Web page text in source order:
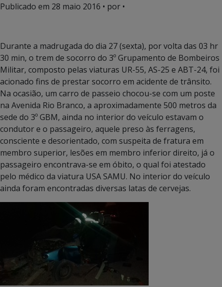
Publicado em 28 maio 2016 • por •
Durante a madrugada do dia 27 (sexta), por volta das 03 hr
30 min, o trem de socorro do 3º Grupamento de Bombeiros
Militar, composto pelas viaturas UR-55, AS-25 e ABT-24, foi
acionado fins de prestar socorro em acidente de trânsito.
Na ocasião, um carro de passeio chocou-se com um poste
na Avenida Rio Branco, a aproximadamente 500 metros da
sede do 3º GBM, ainda no interior do veículo estavam o
condutor e o passageiro, aquele preso às ferragens,
consciente e desorientado, com suspeita de fratura em
membro superior, lesões em membro inferior direito, já o
passageiro encontrava-se em óbito, o qual foi atestado
pelo médico da viatura USA SAMU. No interior do veículo
ainda foram encontradas diversas latas de cervejas.